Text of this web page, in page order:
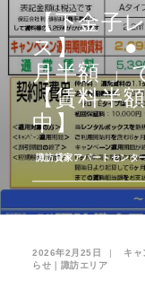
お問い合わせ
お気に入
【下金子
ス】 ●「
月半額
【賃料半
中】
­諏訪貸家アパートセンタ
2026年2月25日 | キャ
らせ｜諏訪エリア